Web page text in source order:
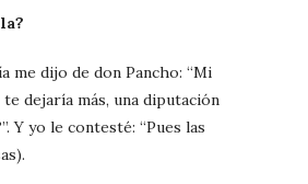
me dijo de don Pancho: “Mi
dejaría más, una diputación
Y yo le contesté: “Pues las